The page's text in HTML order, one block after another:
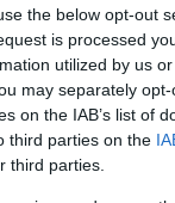
the below opt-out
is processed
utilized by us
may separately
on the IAB’s list of
third parties on the
third parties.